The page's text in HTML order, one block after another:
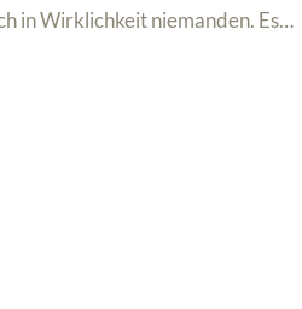
in Wirklichkeit niemanden. Es…